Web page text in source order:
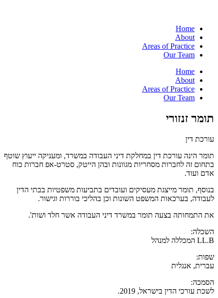
Home
About
Areas of Practice
Our Team
Home
About
Areas of Practice
Our Team
תומר זנזורי
עורכת דין
תומר הינה עורכת דין במחלקת דיני העבודה במשרד, ומעניקה ייעוץ שוטף
בתחום זה לחברות מסחריות מגוונות ובהן הייטק, סטרט-אפ חברות כוח
אדם ועוד.
בנוסף, תומר מייצגת מעסיקים ועובדים בתביעות משפטיות בבתי הדין
לעבודה, בערכאות המשפט השונות וכן בהליכי בוררות וגישור.
את התמחותה בצעה תומר במשרד דיני העבודה אשר חלד ושות'.
השכלה:
LL.B המכללה למנהל
שפות:
עברית, אנגלית
הסמכה:
לשכת עורכי הדין בישראל, 2019.